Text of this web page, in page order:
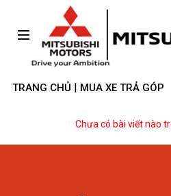
TRANG CHỦ | MUA XE TRẢ GÓP
Chưa có bài viết nào